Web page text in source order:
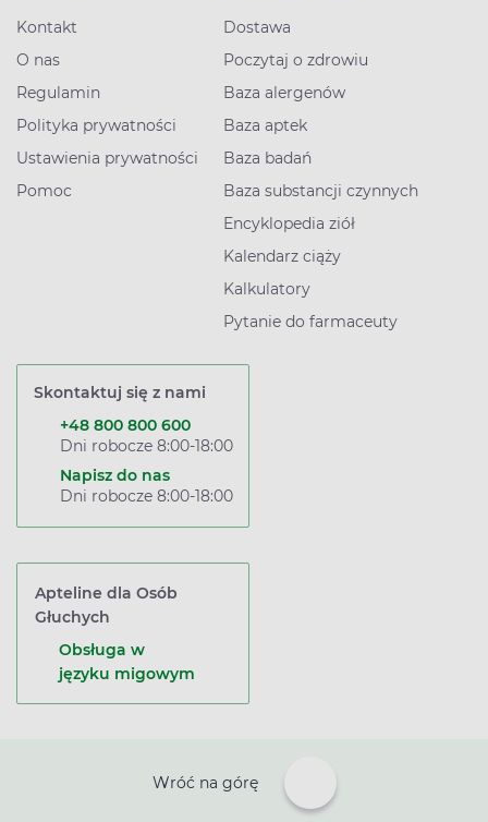
Kontakt
O nas
Regulamin
Polityka prywatności
Ustawienia prywatności
Pomoc
Dostawa
Poczytaj o zdrowiu
Baza alergenów
Baza aptek
Baza badań
Baza substancji czynnych
Encyklopedia ziół
Kalendarz ciąży
Kalkulatory
Pytanie do farmaceuty
Skontaktuj się z nami
+48 800 800 600
Dni robocze 8:00-18:00
Napisz do nas
Dni robocze 8:00-18:00
Apteline dla Osób
Głuchych
Obsługa w
języku migowym
Wróć na górę